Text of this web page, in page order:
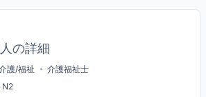
の詳細
護/福祉 ・ 介護福祉士
N2